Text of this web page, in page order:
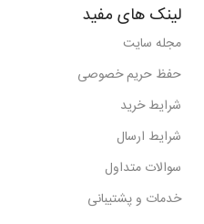
لینک های مفید
مجله سایت
حفظ حریم خصوصی
شرایط خرید
شرایط ارسال
سوالات متداول
خدمات و پشتیبانی